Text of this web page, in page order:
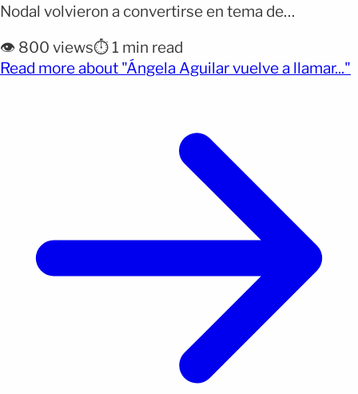
Nodal volvieron a convertirse en tema de
un video grabado al finalizar un evento deportivo al
que ambos asistieron en la Ciudad de México. Las
👁️ 800 views⏱️ 1 min read
Read more about "Ángela Aguilar vuelve a llamar..."